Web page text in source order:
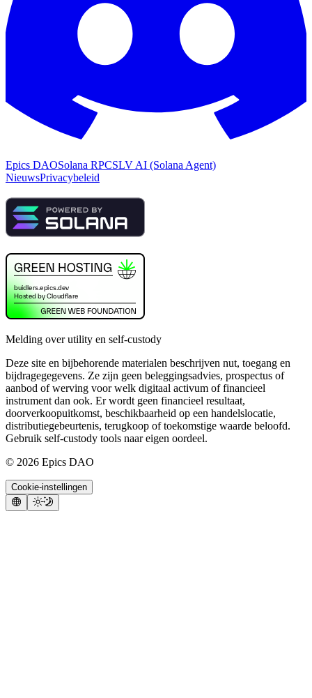
Epics DAOSolana RPCSLV AI (Solana Agent)
NieuwsPrivacybeleid
Melding over utility en self-custody
Deze site en bijbehorende materialen beschrijven nut, toegang en
bijdragegegevens. Ze zijn geen beleggingsadvies, prospectus of
aanbod of werving voor welk digitaal activum of financieel
instrument dan ook. Er wordt geen financieel resultaat,
doorverkoopuitkomst, beschikbaarheid op een handelslocatie,
distributiegebeurtenis, terugkoop of toekomstige waarde beloofd.
Gebruik self-custody tools naar eigen oordeel.
© 2026 Epics DAO
Cookie-instellingen